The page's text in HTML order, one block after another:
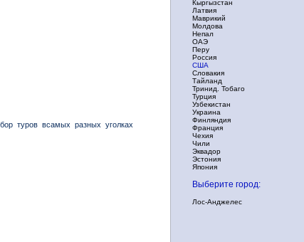
туров всамых разных уголках
Кыргызстан
Латвия
Маврикий
Молдова
Непал
ОАЭ
Перу
Россия
США
Словакия
Тайланд
Тринид. Тобаго
Турция
Узбекистан
Украина
Финляндия
Франция
Чехия
Чили
Эквадор
Эстония
Япония
Выберите город:
Лос-Анджелес